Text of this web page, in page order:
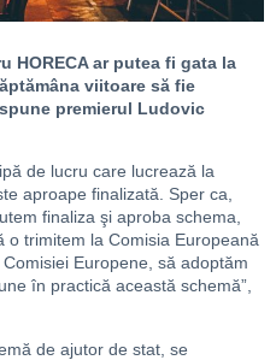
HORECA ar putea fi gata la
viitoare să fie
premierul Ludovic
de lucru care lucrează la
aproape finalizată. Sper ca,
finaliza şi aproba schema,
o trimitem la Comisia Europeană
Europene, să adoptăm
în practică această schemă”,
de ajutor de stat, se